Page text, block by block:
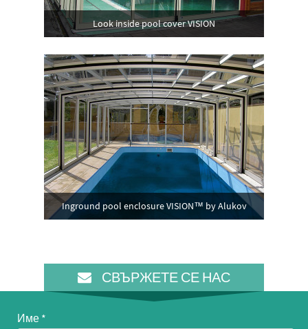
Look inside pool cover VISION
Inground pool enclosure VISION™ by Alukov
СВЪРЖЕТЕ СЕ НАС
Име